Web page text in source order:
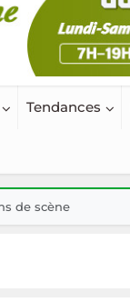
Tendances
de scène